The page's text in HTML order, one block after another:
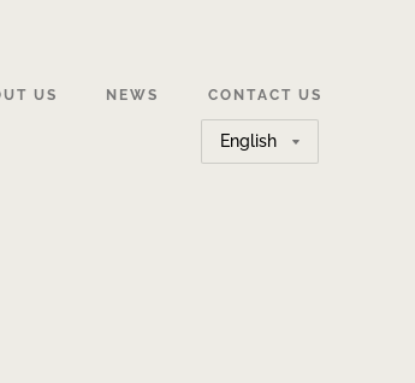
Choose
a
US NEWS CONTACT US